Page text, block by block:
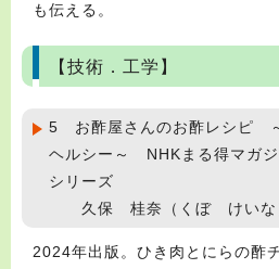
も伝える。
【技術．工学】
5 お酢屋さんのお酢レシピ
ヘルシー～ NHKまる得マガ
シリーズ
久保 桂奈（くぼ けい
2024年出版。ひき肉とにらの酢